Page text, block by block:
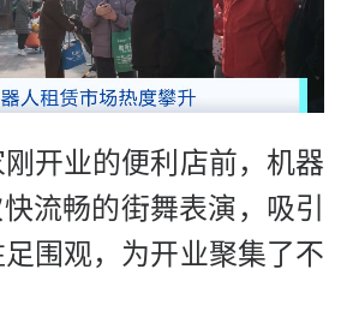
开业的便利店前，机器
流畅的街舞表演，吸引
围观，为开业聚集了不